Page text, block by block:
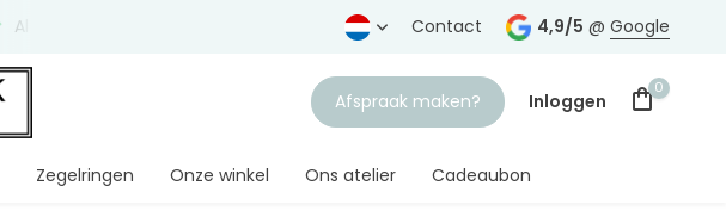
Al Gratis verzending vanaf € 75,-
Contact 4,9/5 @ Google
Afspraak maken? Inloggen
0
Zegelringen Onze winkel Ons atelier Cadeaubon